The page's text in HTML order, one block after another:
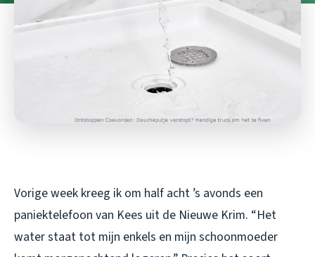
Vorige week kreeg ik om half acht ’s avonds een
paniektelefoon van Kees uit de Nieuwe Krim. “Het
water staat tot mijn enkels en mijn schoonmoeder